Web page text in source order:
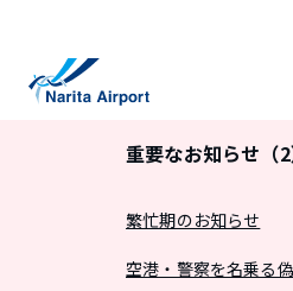
重要なお知らせ（2
繁忙期のお知らせ
空港・警察を名乗る